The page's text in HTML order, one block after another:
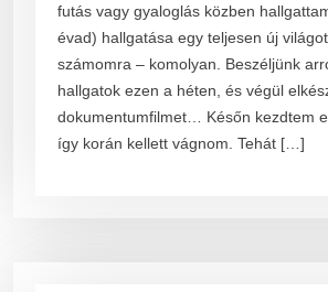
futás vagy gyaloglás közben
évad) hallgatása egy teljesen új
számomra – komolyan. Beszéljünk
hallgatok ezen a héten, és végül
dokumentumfilmet… Későn kezdtem
így korán kellett vágnom. Tehát […]